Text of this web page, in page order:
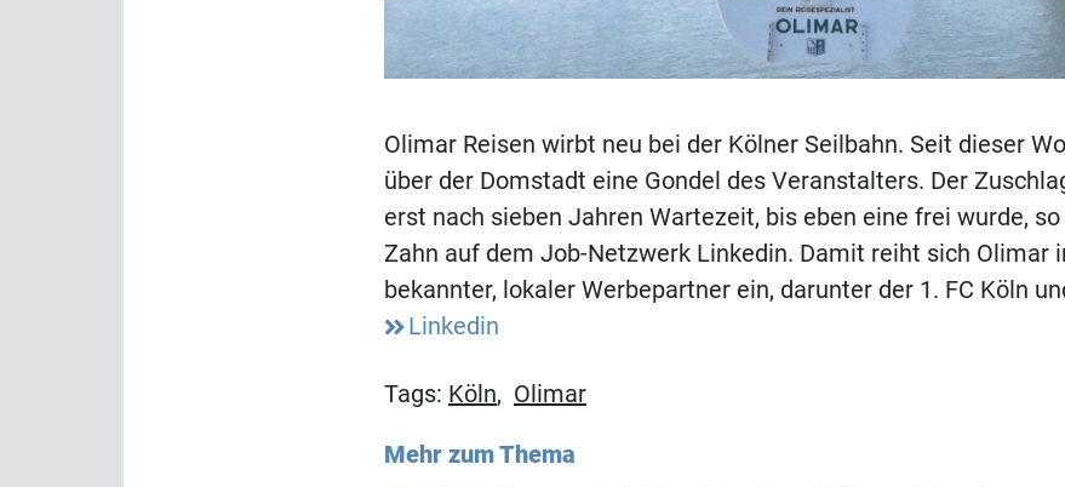
Olimar Reisen wirbt neu bei der Kölner Seilbahn. Seit dieser
über der Domstadt eine Gondel des Veranstalters. Der
erst nach sieben Jahren Wartezeit, bis eben eine frei wurde, so
Zahn auf dem Job-Netzwerk Linkedin. Damit reiht sich Olimar
bekannter, lokaler Werbepartner ein, darunter der 1. FC Köln
Linkedin
Tags: Köln, Olimar
Mehr zum Thema